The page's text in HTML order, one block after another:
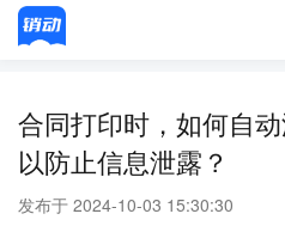
合同打印时，如何自
以防止信息泄露？
发布于 2024-10-03 15:30:30